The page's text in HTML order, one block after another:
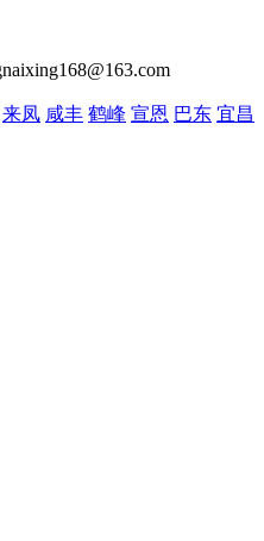
来凤 咸丰 鹤峰 宣恩 巴东 宜昌